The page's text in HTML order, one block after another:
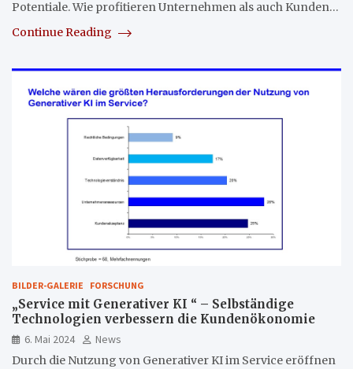
Potentiale. Wie profitieren Unternehmen als auch Kunden…
Continue Reading
BILDER-GALERIE FORSCHUNG
„Service mit Generativer KI “ – Selbständige
Technologien verbessern die Kundenökonomie
6. Mai 2024
News
Durch die Nutzung von Generativer KI im Service eröffnen